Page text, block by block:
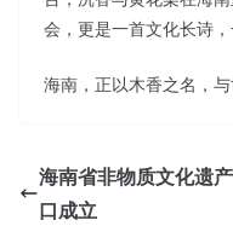
会，更是一首文化长诗
海南，正以木香之名，与
海南省非物质文化遗
口成立